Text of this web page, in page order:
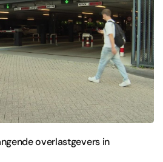
overlastgevers in